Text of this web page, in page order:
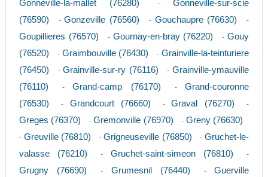
Gonneville-la-mallet (76280) -Gonneville-sur-scie
(76590)
-Gonzeville (76560) - Gouchaupre (76630) -
Goupillieres (76570) - Gournay-en-bray (76220) -Gouy
(76520)
- Graimbouville (76430) -Grainville-la-teinturiere
(76450)
-Grainville-sur-ry (76116) -Grainville-ymauville
(76110)
-Grand-camp (76170) -Grand-couronne
(76530)
- Grandcourt (76660) -Graval (76270) -
Greges (76370) -Gremonville (76970) - Greny (76630)
- Greuville (76810) -Grigneuseville (76850) -Gruchet-le-
valasse (76210)
- Gruchet-saint-simeon (76810) -
Grugny (76690) - Grumesnil (76440) -Guerville